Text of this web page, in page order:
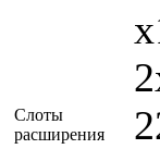
Слоты
расширения